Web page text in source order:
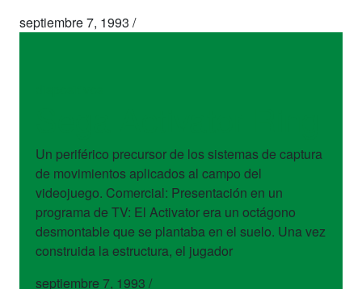
septiembre 7, 1993 /
Un periférico precursor de los sistemas de captura
de movimientos aplicados al campo del
videojuego. Comercial: Presentación en un
programa de TV: El Activator era un octágono
desmontable que se plantaba en el suelo. Una vez
construida la estructura, el jugador
septiembre 7, 1993 /